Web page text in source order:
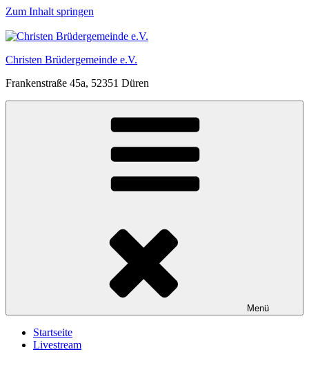
Zum Inhalt springen
Christen Brüdergemeinde e.V.
Frankenstraße 45a, 52351 Düren
Menü
Startseite
Livestream